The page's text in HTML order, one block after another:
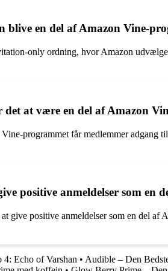
blive en del af Amazon Vine-
only ordning, hvor Amazon
at være en del af Amazon
programmet får medlemmer
positive anmeldelser som en
give positive anmeldelser som en del af
Echo of Varshan • Audible – Den